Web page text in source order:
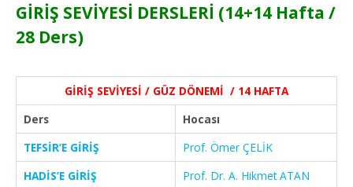
GİRİŞ SEVİYESİ DERSLERİ (14+14 Hafta /
28 Ders)
GİRİŞ SEVİYESİ / GÜZ DÖNEMİ / 14 HAFTA
Ders
Hocası
TEFSİR’E GİRİŞ
Prof. Ömer ÇELİK
HADİS’E GİRİŞ
Prof. Dr. A. Hikmet ATAN